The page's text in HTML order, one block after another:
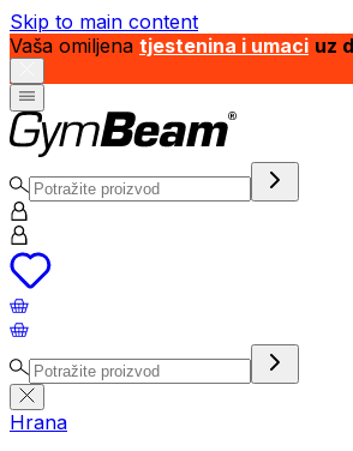
Skip to main content
Vaša omiljena tjestenina i umaci uz
Hrana